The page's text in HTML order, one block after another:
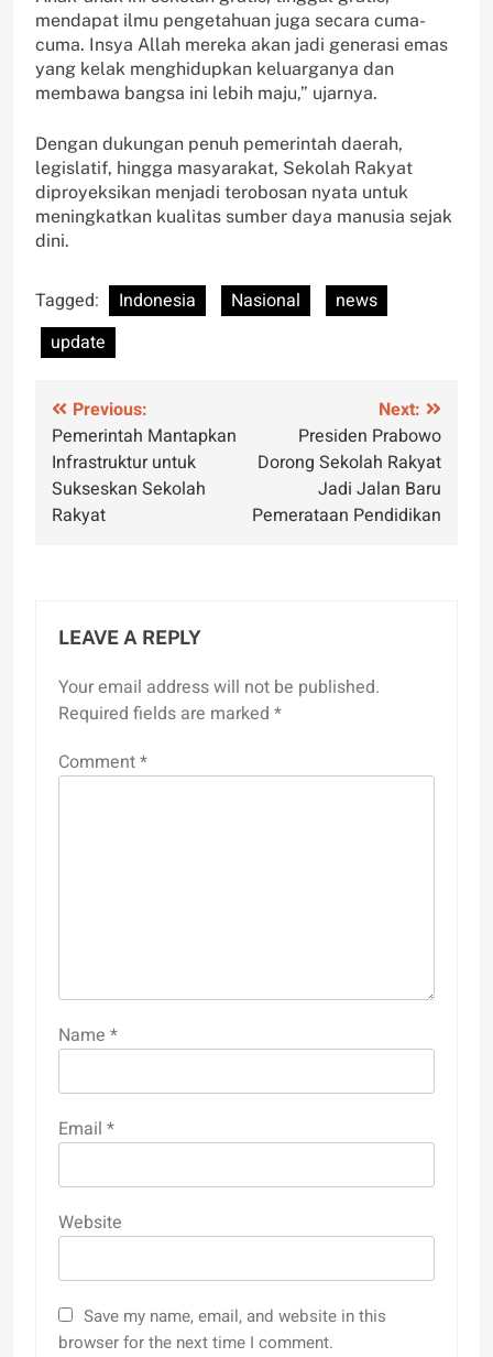
mendapat ilmu pengetahuan juga secara cuma-
cuma. Insya Allah mereka akan jadi generasi emas
yang kelak menghidupkan keluarganya dan
membawa bangsa ini lebih maju,” ujarnya.
Dengan dukungan penuh pemerintah daerah,
legislatif, hingga masyarakat, Sekolah Rakyat
diproyeksikan menjadi terobosan nyata untuk
meningkatkan kualitas sumber daya manusia sejak
dini.
Tagged: Indonesia Nasional
news
update
Post
navigation
Previous:
Pemerintah Mantapkan
Infrastruktur untuk
Sukseskan Sekolah
Rakyat
Next:
Presiden Prabowo
Dorong Sekolah Rakyat
Jadi Jalan Baru
Pemerataan Pendidikan
LEAVE A REPLY
Your email address will not be published.
Required fields are marked *
Comment*
Name *
Email *
Website
Save my name, email, and website in this
browser for the next time I comment.